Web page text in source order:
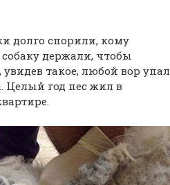
долго спорили, кому
собаку держали, чтобы
такое, любой вор упал
Целый год пес жил в